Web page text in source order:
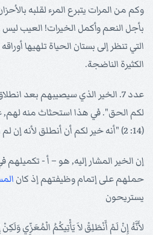
وكم من المرات يتبرع المرء لقلبه
بأجل النعم وأكمل الخيرات! العيب
التي تنظر إلى بستان الحياة تلهيها
الكثيرة الناضجة.
عدد 7. الخير الذي سيصيبهم بعد انطلاق
لكم الحق". في هذا استحثاث منه لهم,
(14: 2) "أنه خير لكم أن أنطلق لأنه إن لم أنطلق لا يأتيكم المعزي".
إن الخير المشار إليه, هو – أ - تكميلهم
حملهم على إتمام وظيفتهم إذ كان
يستريحون